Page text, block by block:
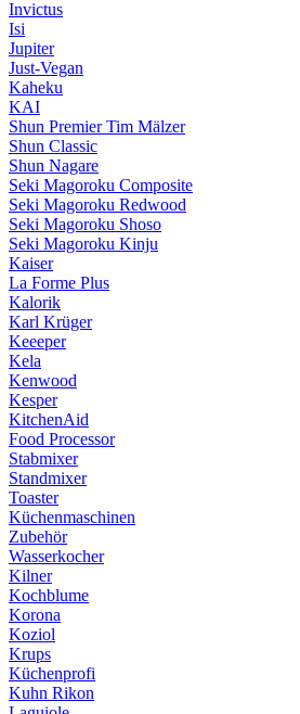
Invictus
Isi
Jupiter
Just-Vegan
Kaheku
KAI
Shun Premier Tim Mälzer
Shun Classic
Shun Nagare
Seki Magoroku Composite
Seki Magoroku Redwood
Seki Magoroku Shoso
Seki Magoroku Kinju
Kaiser
La Forme Plus
Kalorik
Karl Krüger
Keeeper
Kela
Kenwood
Kesper
KitchenAid
Food Processor
Stabmixer
Standmixer
Toaster
Küchenmaschinen
Zubehör
Wasserkocher
Kilner
Kochblume
Korona
Koziol
Krups
Küchenprofi
Kuhn Rikon